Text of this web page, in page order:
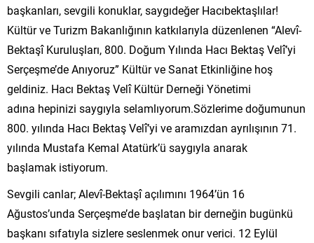
başkanları, sevgili konuklar, saygıdeğer Hacıbektaşlılar!
Kültür ve Turizm Bakanlığının katkılarıyla düzenlenen “Alevî-
Bektaşî Kuruluşları, 800. Doğum Yılında Hacı Bektaş Velî’yi
Serçeşme’de Anıyoruz” Kültür ve Sanat Etkinliğine hoş
geldiniz. Hacı Bektaş Velî Kültür Derneği Yönetimi
adına hepinizi saygıyla selamlıyorum.Sözlerime doğumunun
800. yılında Hacı Bektaş Velî’yi ve aramızdan ayrılışının 71.
yılında Mustafa Kemal Atatürk’ü saygıyla anarak
başlamak istiyorum.
Sevgili canlar; Alevî-Bektaşî açılımını 1964’ün 16
Ağustos’unda Serçeşme’de başlatan bir derneğin bugünkü
başkanı sıfatıyla sizlere seslenmek onur verici. 12 Eylül